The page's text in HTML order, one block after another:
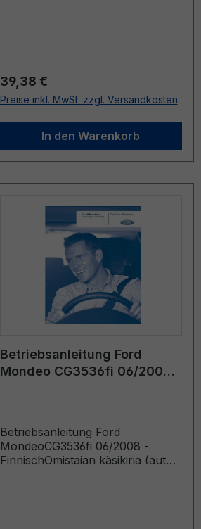
Regulärer Preis:
39,38 €
Preise inkl. MwSt. zzgl. Versandkosten
In den Warenkorb
Betriebsanleitung Ford
Mondeo CG3536fi 06/2008 -
Betriebsanleitung Ford
MondeoCG3536fi 06/2008 -
FinnischOmistajan käsikirja (autot